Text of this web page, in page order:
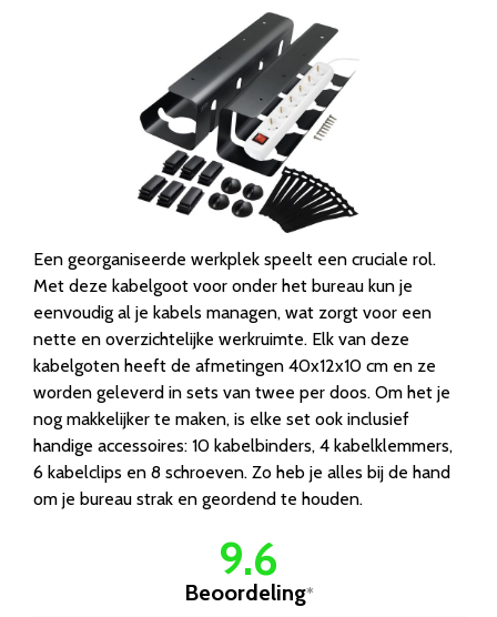
Een georganiseerde werkplek speelt een cruciale rol.
Met deze kabelgoot voor onder het bureau kun je
eenvoudig al je kabels managen, wat zorgt voor een
nette en overzichtelijke werkruimte. Elk van deze
kabelgoten heeft de afmetingen 40x12x10 cm en ze
worden geleverd in sets van twee per doos. Om het je
nog makkelijker te maken, is elke set ook inclusief
handige accessoires: 10 kabelbinders, 4 kabelklemmers,
6 kabelclips en 8 schroeven. Zo heb je alles bij de hand
om je bureau strak en geordend te houden.
9.6
Beoordeling*